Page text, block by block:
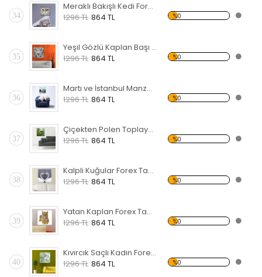
34
Meraklı Bakışlı Kedi Forex Tablo
1296 TL 864 TL %0
35
Yeşil Gözlü Kaplan Başı Forex Tablo
1296 TL 864 TL %0
36
Martı ve İstanbul Manzaralı Forex Tablo
1296 TL 864 TL %0
37
Çiçekten Polen Toplayan Sinek Kuşu Forex Tablo
1296 TL 864 TL %0
38
Kalpli Kuğular Forex Tablo
1296 TL 864 TL %0
39
Yatan Kaplan Forex Tablo
1296 TL 864 TL %0
40
Kıvırcık Saçlı Kadın Forex Tablo
1296 TL 864 TL %0